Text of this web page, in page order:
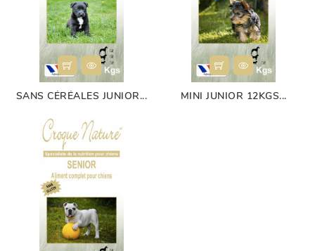
SANS CÉRÉALES JUNIOR... MINI JUNIOR 12KGS...